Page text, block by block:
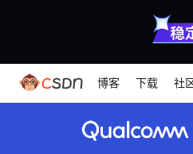
博客 下载 社